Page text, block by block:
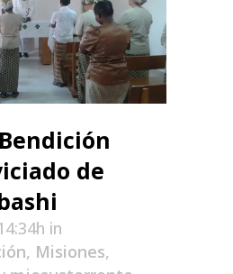
Bendición
de
in
, Misiones,